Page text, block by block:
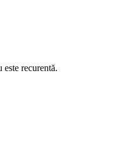
este recurentă.